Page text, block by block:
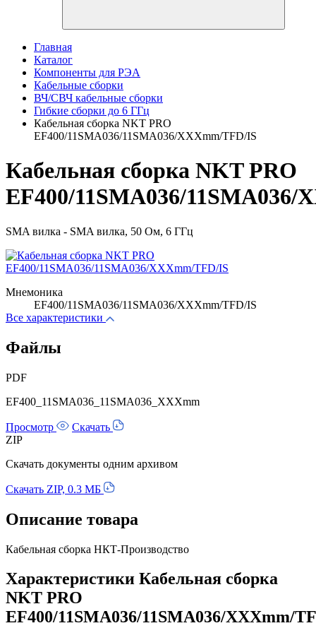
Главная
Каталог
Компоненты для РЭА
Кабельные сборки
ВЧ/СВЧ кабельные сборки
Гибкие сборки до 6 ГГц
Кабельная сборка NKT PRO
EF400/11SMA036/11SMA036/XXXmm/TFD/IS
Кабельная сборка NKT PRO
EF400/11SMA036/11SMA036/
SMA вилка - SMA вилка, 50 Ом, 6 ГГц
Мнемоника
EF400/11SMA036/11SMA036/XXXmm/TFD/IS
Все характеристики
Файлы
PDF
EF400_11SMA036_11SMA036_XXXmm
Просмотр
Скачать
ZIP
Скачать документы одним архивом
Скачать ZIP, 0.3 МБ
Описание товара
Кабельная сборка НКТ-Производство
Характеристики Кабельная сборка
NKT PRO
EF400/11SMA036/11SMA036/XXXmm/